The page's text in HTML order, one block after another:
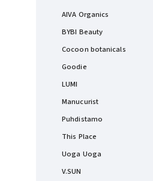
AIVA Organics
BYBI Beauty
Cocoon botanicals
Goodie
LUMI
Manucurist
Puhdistamo
This Place
Uoga Uoga
V.SUN